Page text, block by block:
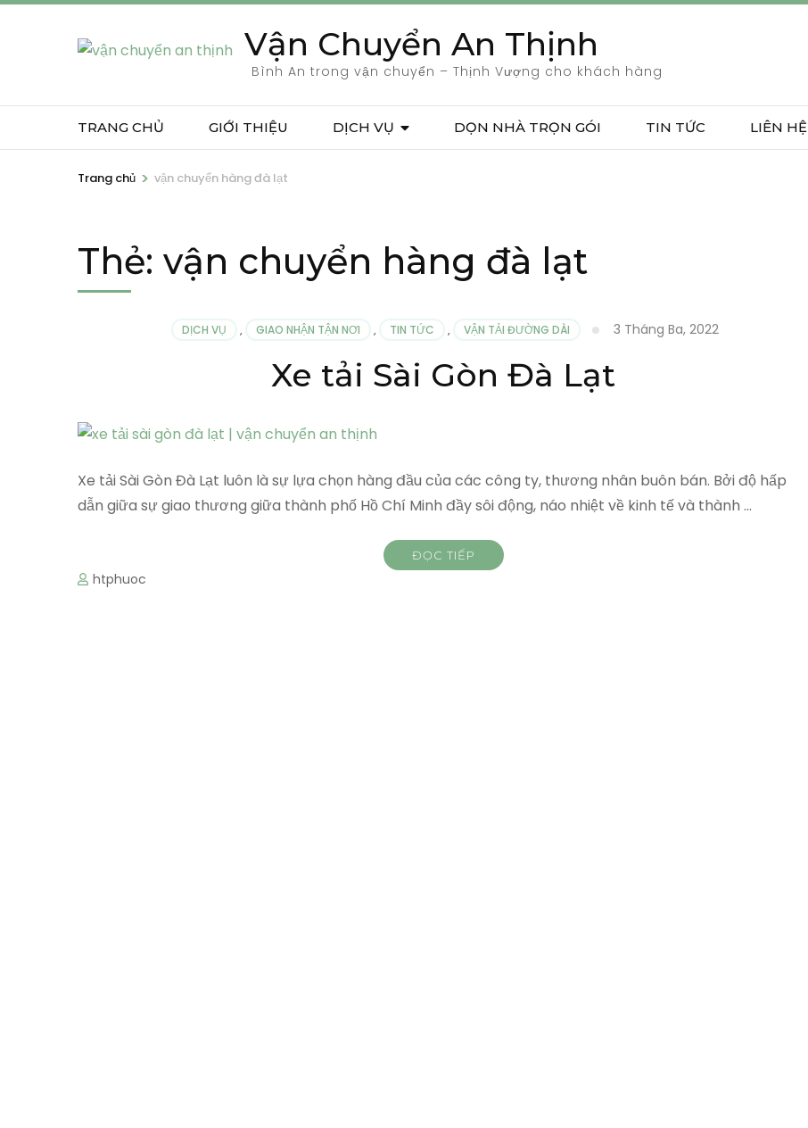
Bỏ
nội
Vận Chuyển An Thịnh
Bình An trong vận chuyển – Thịnh Vượng cho khách hàng
TRANG CHỦ GIỚI THIỆU DỊCH VỤ DỌN NHÀ TRỌN GÓI TIN TỨC LIÊN HỆ
Trang chủ > vận chuyển hàng đà lạt
Thẻ: vận chuyển hàng đà lạt
DỊCH VỤ , GIAO NHẬN TẬN NƠI , TIN TỨC , VẬN TẢI ĐƯỜNG DÀI 3 Tháng Ba, 2022
Xe tải Sài Gòn Đà Lạt
Xe tải Sài Gòn Đà Lạt luôn là sự lựa chọn hàng đầu của các công ty, thương nhân buôn bán. Bởi độ hấp
dẫn giữa sự giao thương giữa thành phố Hồ Chí Minh đầy sôi động, náo nhiệt về kinh tế và thành …
ĐỌC TIẾP
htphuoc